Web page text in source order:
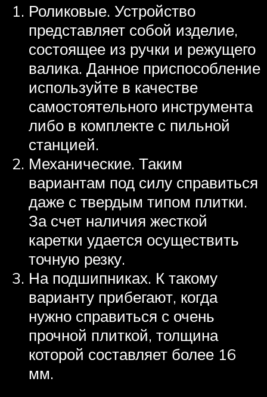
Роликовые. Устройство
представляет собой изделие,
состоящее из ручки и режущего
валика. Данное приспособление
используйте в качестве
самостоятельного инструмента
либо в комплекте с пильной
станцией.
Механические. Таким
вариантам под силу справиться
даже с твердым типом плитки.
За счет наличия жесткой
каретки удается осуществить
точную резку.
На подшипниках. К такому
варианту прибегают, когда
нужно справиться с очень
прочной плиткой, толщина
которой составляет более 16
мм.